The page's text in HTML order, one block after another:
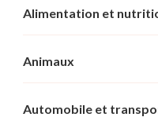
Alimentation et
Animaux
Automobile et